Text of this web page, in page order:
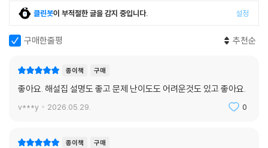
클린봇이 부적절한 글을 감지 중입니다. 설정
구매한줄평 추천순
종이책 구매
좋아요. 해설집 설명도 좋고 문제 난이도도 어려운것도 있고 좋아요.
v***y 2026.05.29. 0
종이책 구매